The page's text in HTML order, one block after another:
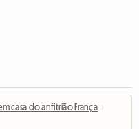
casa do anfitrião França ›